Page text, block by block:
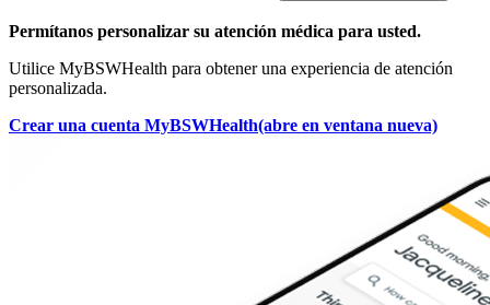
Permítanos personalizar su atención médica para usted.
Utilice MyBSWHealth para obtener una experiencia de atención
personalizada.
Crear una cuenta MyBSWHealth(abre en ventana nueva)